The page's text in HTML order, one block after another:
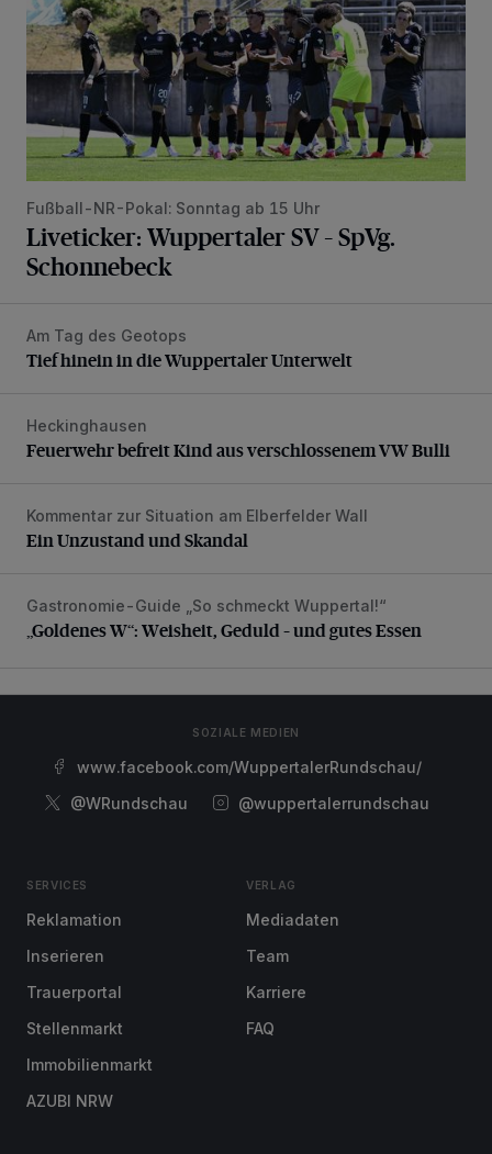
Fußball-NR-Pokal: Sonntag ab 15 Uhr
Liveticker: Wuppertaler SV – SpVg.
Schonnebeck
Tief hinein in die Wuppertaler Unterwelt
Am Tag des Geotops
Tief hinein in die Wuppertaler Unterwelt
Feuerwehr befreit Kind aus verschlossenem VW Bulli
Heckinghausen
Feuerwehr befreit Kind aus verschlossenem VW Bulli
Ein Unzustand und Skandal
Kommentar zur Situation am Elberfelder Wall
Ein Unzustand und Skandal
„Goldenes W“: Weisheit, Geduld – und gutes Essen
Gastronomie-Guide „So schmeckt Wuppertal!“
„Goldenes W“: Weisheit, Geduld – und gutes Essen
SOZIALE MEDIEN
www.facebook.com/WuppertalerRundschau/
@WRundschau
@wuppertalerrundschau
SERVICES
Reklamation
Inserieren
Trauerportal
Stellenmarkt
Immobilienmarkt
AZUBI NRW
VERLAG
Mediadaten
Team
Karriere
FAQ